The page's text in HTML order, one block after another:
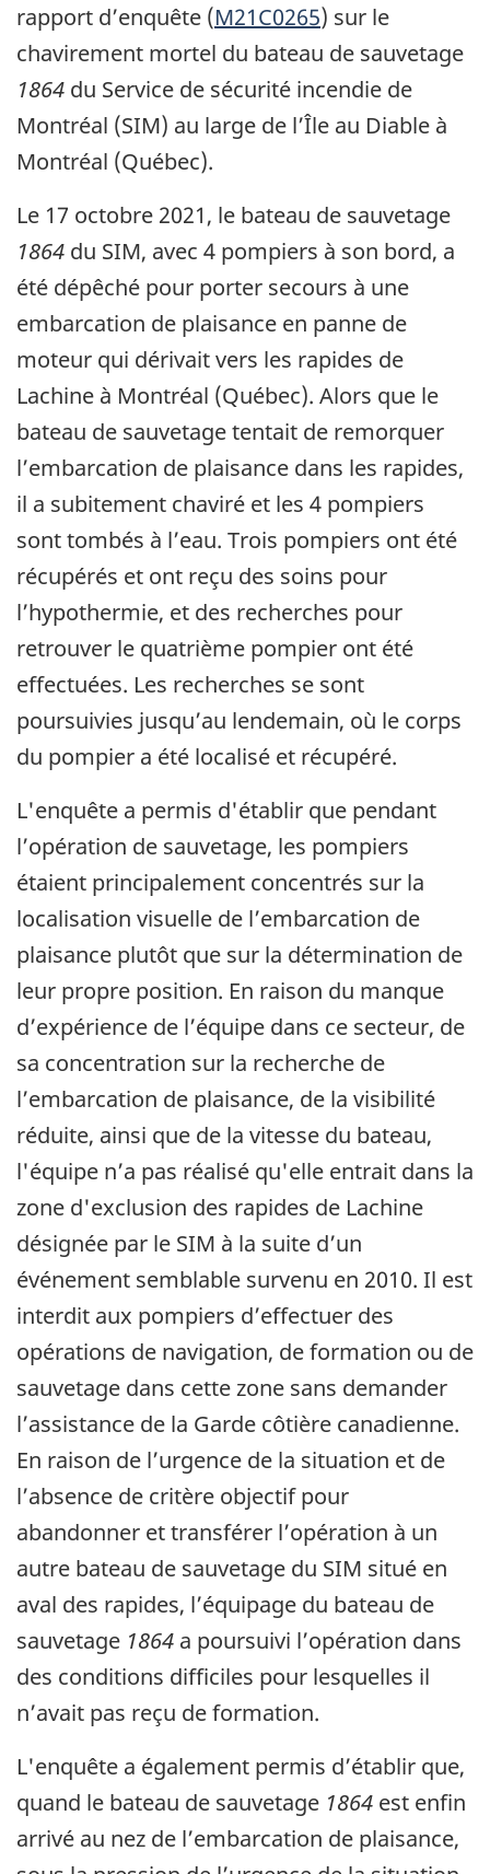
rapport d’enquête (M21C0265) sur le
chavirement mortel du bateau de sauvetage
1864 du Service de sécurité incendie de
Montréal (SIM) au large de l’Île au Diable à
Montréal (Québec).
Le 17 octobre 2021, le bateau de sauvetage
1864 du SIM, avec 4 pompiers à son bord, a
été dépêché pour porter secours à une
embarcation de plaisance en panne de
moteur qui dérivait vers les rapides de
Lachine à Montréal (Québec). Alors que le
bateau de sauvetage tentait de remorquer
l’embarcation de plaisance dans les rapides,
il a subitement chaviré et les 4 pompiers
sont tombés à l’eau. Trois pompiers ont été
récupérés et ont reçu des soins pour
l’hypothermie, et des recherches pour
retrouver le quatrième pompier ont été
effectuées. Les recherches se sont
poursuivies jusqu’au lendemain, où le corps
du pompier a été localisé et récupéré.
L'enquête a permis d'établir que pendant
l’opération de sauvetage, les pompiers
étaient principalement concentrés sur la
localisation visuelle de l’embarcation de
plaisance plutôt que sur la détermination de
leur propre position. En raison du manque
d’expérience de l’équipe dans ce secteur, de
sa concentration sur la recherche de
l’embarcation de plaisance, de la visibilité
réduite, ainsi que de la vitesse du bateau,
l'équipe n’a pas réalisé qu'elle entrait dans la
zone d'exclusion des rapides de Lachine
désignée par le SIM à la suite d’un
événement semblable survenu en 2010. Il est
interdit aux pompiers d’effectuer des
opérations de navigation, de formation ou de
sauvetage dans cette zone sans demander
l’assistance de la Garde côtière canadienne.
En raison de l’urgence de la situation et de
l’absence de critère objectif pour
abandonner et transférer l’opération à un
autre bateau de sauvetage du SIM situé en
aval des rapides, l’équipage du bateau de
sauvetage 1864 a poursuivi l’opération dans
des conditions difficiles pour lesquelles il
n’avait pas reçu de formation.
L'enquête a également permis d’établir que,
quand le bateau de sauvetage 1864 est enfin
arrivé au nez de l’embarcation de plaisance,